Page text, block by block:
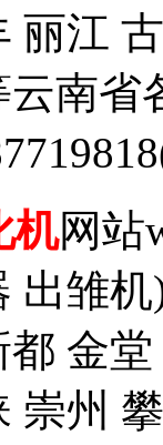
丽江
南省
机网站
出雏
金
崇州